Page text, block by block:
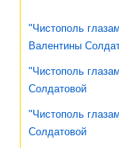
"Чистополь
Валентины
"Чистополь
Солдатовой
"Чистополь
Солдатовой